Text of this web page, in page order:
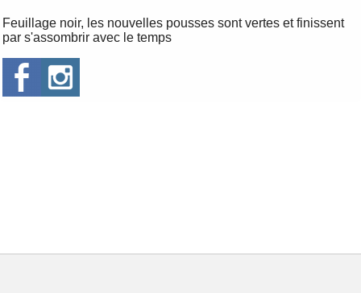
Feuillage noir, les nouvelles pousses sont vertes et finissent
par s'assombrir avec le temps